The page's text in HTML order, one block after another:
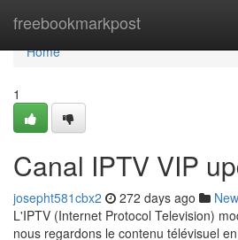
freebookmarkpost
Home
Home
1
Canal IPTV VIP
josepht581cbx2 272 days ago
L'IPTV (Internet Protocol Television)
nous regardons le contenu télévisuel